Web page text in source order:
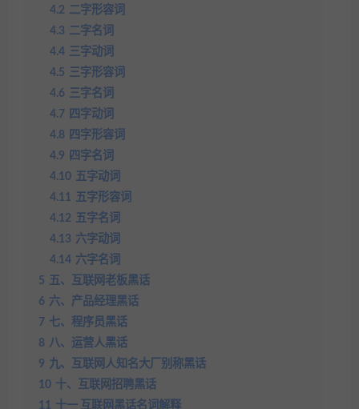
4.2 二字形容词
4.3 二字名词
4.4 三字动词
4.5 三字形容词
4.6 三字名词
4.7
四字动词
4.8
四字形容词
4.9
四字名词
4.10 五字动词
4.11 五字形容词
4.12 五字名词
4.13 六字动词
4.14 六字名词
5 五、互联网老板黑话
6 六、产品经理黑话
7 七、程序员黑话
8 八、运营人黑话
9 九、互联网人知名大厂别称黑话
10 十、互联网招聘黑话
11 十一 互联网黑话名词解释